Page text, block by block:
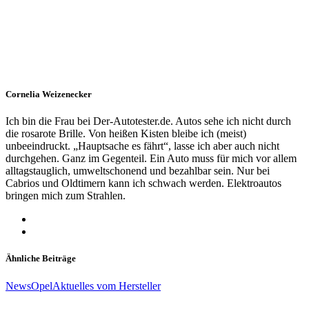
Cornelia Weizenecker
Ich bin die Frau bei Der-Autotester.de. Autos sehe ich nicht durch
die rosarote Brille. Von heißen Kisten bleibe ich (meist)
unbeeindruckt. „Hauptsache es fährt“, lasse ich aber auch nicht
durchgehen. Ganz im Gegenteil. Ein Auto muss für mich vor allem
alltagstauglich, umweltschonend und bezahlbar sein. Nur bei
Cabrios und Oldtimern kann ich schwach werden. Elektroautos
bringen mich zum Strahlen.
Ähnliche Beiträge
NewsOpelAktuelles vom Hersteller